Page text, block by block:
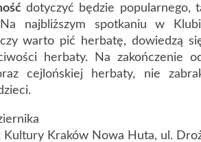
dotyczyć będzie popularnego,
najbliższym spotkaniu w
warto pić herbatę, dowiedzą
herbaty. Na zakończenie
cejlońskiej herbaty, nie
Kultury Kraków Nowa Huta, ul.